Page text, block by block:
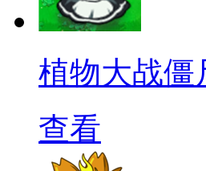
植物大战僵
查看